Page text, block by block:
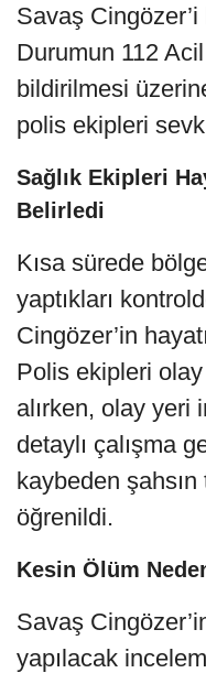
Savaş
Durumun 112
bildirilmesi
polis ekipleri
Sağlık Ekipleri
Belirledi
Kısa sürede
yaptıkları
Cingözer’in
Polis ekipleri
alırken, olay yeri
detaylı çalışma
kaybeden şahsın
öğrenildi.
Kesin Ölüm
Savaş
yapılacak